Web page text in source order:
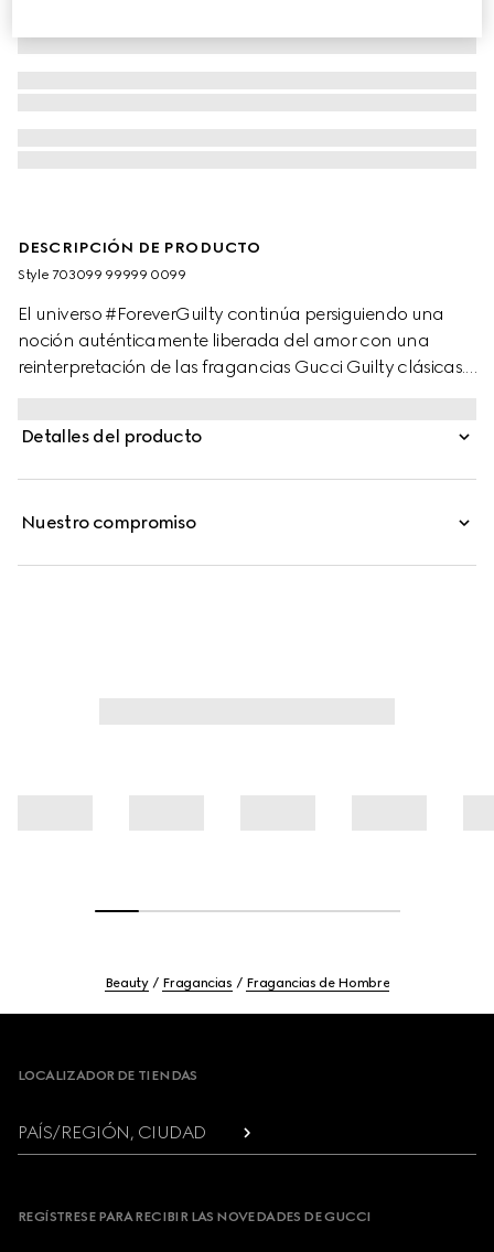
DESCRIPCIÓN DE PRODUCTO
Style ‎703099 99999 0099
El universo #ForeverGuilty continúa persiguiendo una
noción auténticamente liberada del amor con una
reinterpretación de las fragancias Gucci Guilty clásicas.
de amor alejada de las reglas y convenciones de la
Guilty Parfum Pour Homme es una aromática fragancia
Detalles del producto
Nuestro compromiso
Beauty Fragancias Fragancias de Hombre
LOCALIZADOR DE TIENDAS
PAÍS/REGIÓN, CIUDAD
REGÍSTRESE PARA RECIBIR LAS NOVEDADES DE GUCCI